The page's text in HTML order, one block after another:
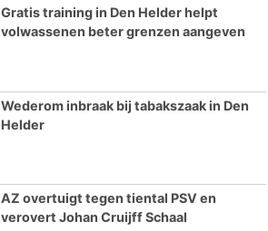
Gratis training in Den Helder helpt
volwassenen beter grenzen aangeven
Wederom inbraak bij tabakszaak in Den
Helder
AZ overtuigt tegen tiental PSV en
verovert Johan Cruijff Schaal